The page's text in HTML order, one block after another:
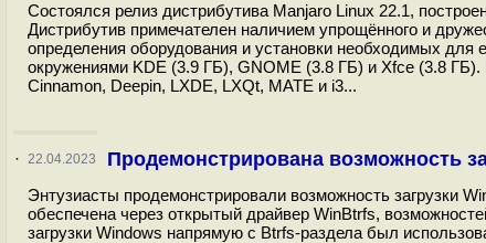
Состоялся релиз дистрибутива Manjaro Linux 22.1,
Дистрибутив примечателен наличием упрощённого и
определения оборудования и установки необходимых для
окружениями KDE (3.9 ГБ), GNOME (3.8 ГБ) и Xfce (3.8
Cinnamon, Deepin, LXDE, LXQt, MATE и i3...
· 22.04.2023 Продемонстрирована возможность
Энтузиасты продемонстрировали возможность загрузки
обеспечена через открытый драйвер WinBtrfs,
загрузки Windows напрямую с Btrfs-раздела был